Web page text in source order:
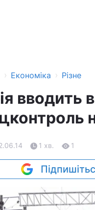
› Економіка › Різне
вводить
1 хв. 1